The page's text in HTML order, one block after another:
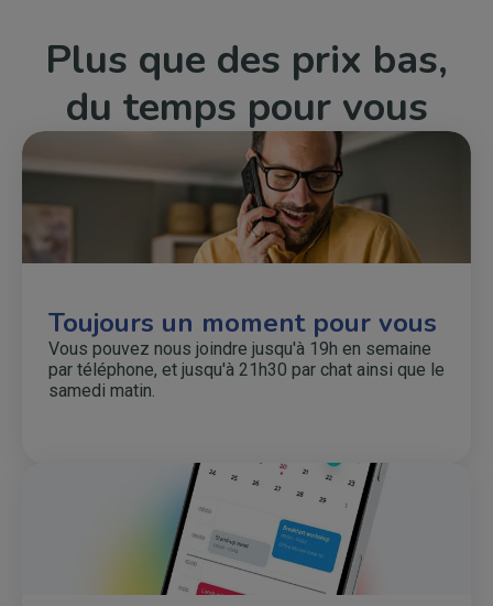
Plus que des prix bas,
du temps pour vous
Toujours un moment pour vous
Vous pouvez nous joindre jusqu'à 19h en semaine
par téléphone, et jusqu'à 21h30 par chat ainsi que le
samedi matin.